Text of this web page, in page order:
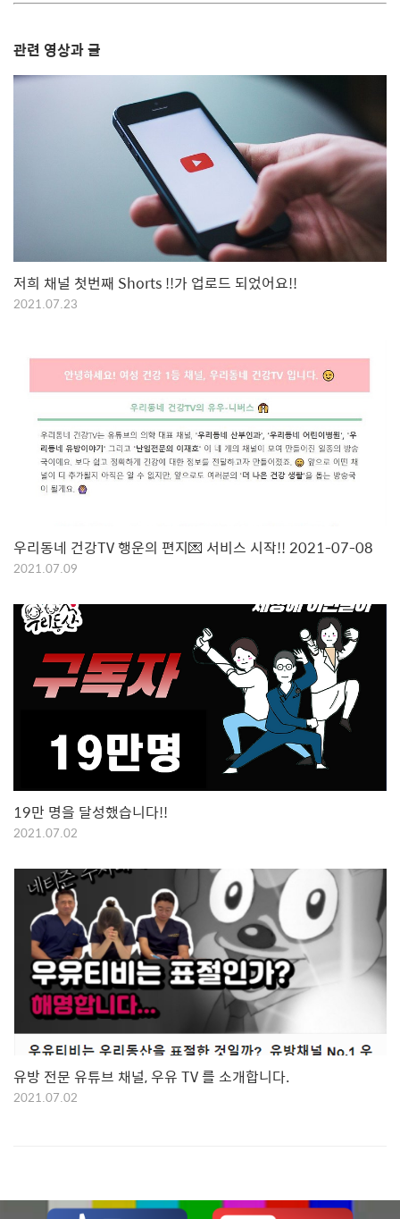
관련 영상과 글
저희 채널 첫번째 Shorts !!가 업로드 되었어요!!
2021.07.23
우리동네 건강TV 행운의 편지💌 서비스 시작!! 2021-07-08
2021.07.09
19만 명을 달성했습니다!!
2021.07.02
유방 전문 유튜브 채널, 우유 TV 를 소개합니다.
2021.07.02